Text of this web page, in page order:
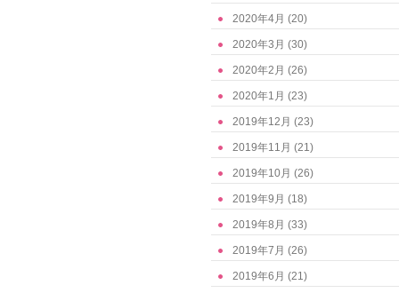
2020年4月 (20)
2020年3月 (30)
2020年2月 (26)
2020年1月 (23)
2019年12月 (23)
2019年11月 (21)
2019年10月 (26)
2019年9月 (18)
2019年8月 (33)
2019年7月 (26)
2019年6月 (21)